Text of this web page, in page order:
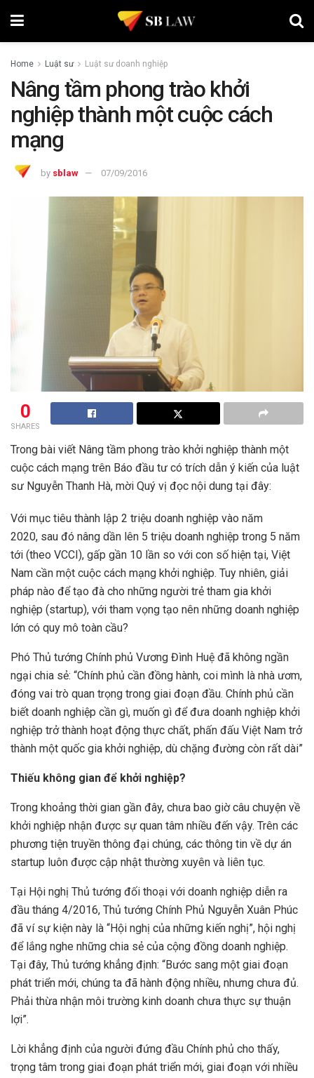
Home Luật sư Luật sư doanh nghiệp
Nâng tầm phong trào khởi
nghiệp thành một cuộc cách
mạng
by sblaw 07/09/2016
0
SHARES
Trong bài viết Nâng tầm phong trào khởi nghiệp thành một
cuộc cách mạng trên Báo đầu tư có trích dẫn ý kiến của luật
sư Nguyễn Thanh Hà, mời Quý vị đọc nội dung tại đây:
Với mục tiêu thành lập 2 triệu doanh nghiệp vào năm
2020, sau đó nâng dần lên 5 triệu doanh nghiệp trong 5 năm
tới (theo VCCI), gấp gần 10 lần so với con số hiện tại, Việt
Nam cần một cuộc cách mạng khởi nghiệp. Tuy nhiên, giải
pháp nào để tạo đà cho những người trẻ tham gia khởi
nghiệp (startup), với tham vọng tạo nên những doanh nghiệp
lớn có quy mô toàn cầu?
Phó Thủ tướng Chính phủ Vương Đình Huệ đã không ngần
ngại chia sẻ: “Chính phủ cần đồng hành, coi mình là nhà ươm,
đóng vai trò quan trọng trong giai đoạn đầu. Chính phủ cần
biết doanh nghiệp cần gì, muốn gì để đưa doanh nghiệp khởi
nghiệp trở thành hoạt động thực chất, phấn đấu Việt Nam trở
thành một quốc gia khởi nghiệp, dù chặng đường còn rất dài”
Thiếu không gian để khởi nghiệp?
Trong khoảng thời gian gần đây, chưa bao giờ câu chuyện về
khởi nghiệp nhận được sự quan tâm nhiều đến vậy. Trên các
phương tiện truyền thông đại chúng, các thông tin về dự án
startup luôn được cập nhật thường xuyên và liên tục.
Tại Hội nghị Thủ tướng đối thoại với doanh nghiệp diễn ra
đầu tháng 4/2016, Thủ tướng Chính Phủ Nguyễn Xuân Phúc
đã ví sự kiện này là “Hội nghị của những kiến nghị”, hội nghị
để lắng nghe những chia sẻ của cộng đồng doanh nghiệp.
Tại đây, Thủ tướng khẳng định: “Bước sang một giai đoạn
phát triển mới, chúng ta đã hành động nhiều, nhưng chưa đủ.
Phải thừa nhận môi trường kinh doanh chưa thực sự thuận
lợi”.
Lời khẳng định của người đứng đầu Chính phủ cho thấy,
trọng tâm trong giai đoạn phát triển mới, giai đoạn với nhiều